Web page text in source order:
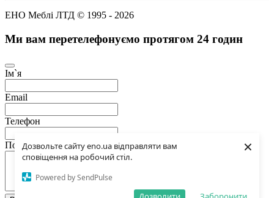
Дозвольте сайту eno.ua відправляти вам
сповіщення на робочий стіл.
Powered by SendPulse
×
ЕНО Меблі ЛТД © 1995 - 2026
Ми вам перетелефонуємо протягом 24 годин
Ім`я
Email
Телефон
Повідомлення